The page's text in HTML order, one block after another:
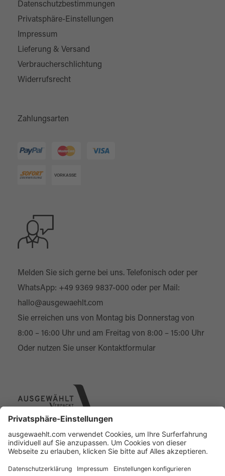
Datenschutzbestimmungen
Privatsphäre-Einstellungen
Impressum
Lieferung & Versand
Verbraucherschlichtung
Widerrufsrecht
Zahlungsarten
Über uns
Online Designer
Individual-Service
Melden Sie sich gerne bei uns. Telefonisch oder per
WhatsApp: +49 9369 9837-000 oder per Mail:
hallo@ausgewaehlt.com
Sie erreichen uns von Montag bis Donnerstag von
8:00 – 16:00 Uhr und am Freitag von 8:00 – 15:00 Uhr
Oder nutzen Sie unser Kontaktformular